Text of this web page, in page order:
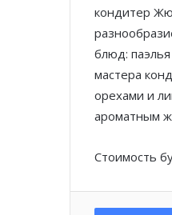
кондитер
блюд:
мастера
орехами и
ароматным
Стоимость